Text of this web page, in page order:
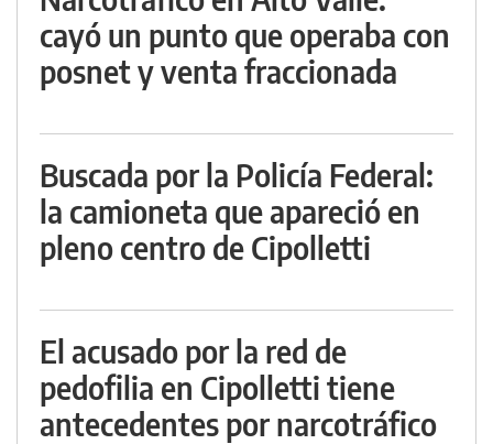
cayó un punto que operaba con
posnet y venta fraccionada
Buscada por la Policía Federal:
la camioneta que apareció en
pleno centro de Cipolletti
El acusado por la red de
pedofilia en Cipolletti tiene
antecedentes por narcotráfico